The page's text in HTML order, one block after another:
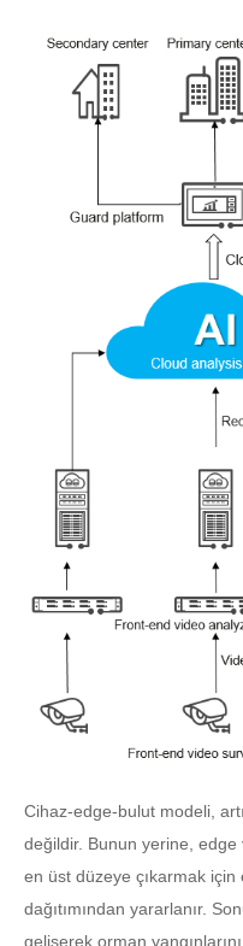
Cihaz-edge-bulut modeli,
değildir. Bunun yerine, edge
en üst düzeye çıkarmak
dağıtımından yararlanır.
gelişerek orman